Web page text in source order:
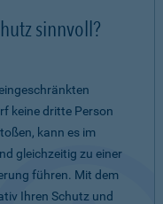
sinnvoll?
keine dritte Person
kann es im
gleichzeitig zu einer
führen. Mit dem
Ihren Schutz und